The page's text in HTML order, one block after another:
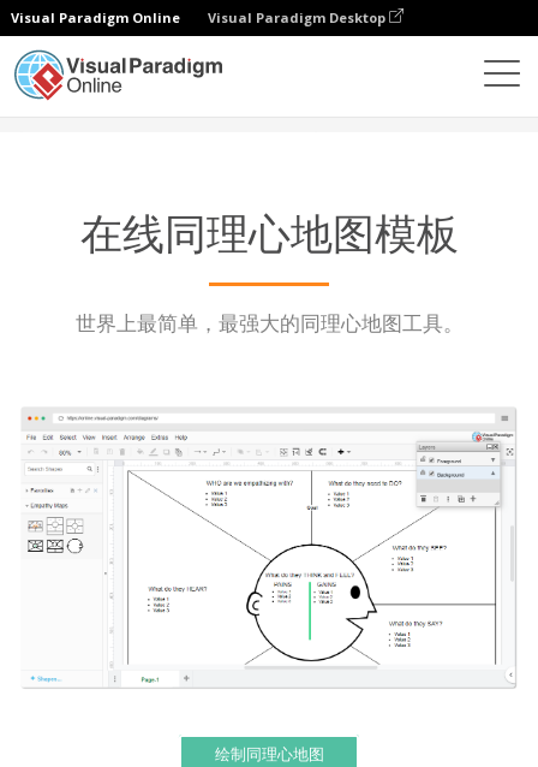
Visual Paradigm Online Visual Paradigm Desktop
在线同理心地图模板
世界上最简单，最强大的同理心地图工具。
绘制同理心地图